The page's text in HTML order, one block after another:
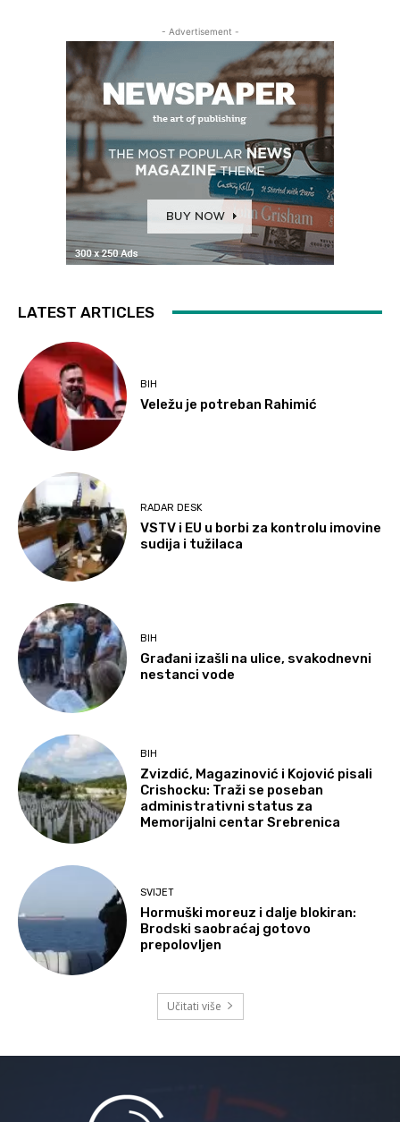
- Advertisement -
LATEST ARTICLES
BIH
Veležu je potreban Rahimić
RADAR DESK
VSTV i EU u borbi za kontrolu imovine
sudija i tužilaca
BIH
Građani izašli na ulice, svakodnevni
nestanci vode
BIH
Zvizdić, Magazinović i Kojović pisali
Crishocku: Traži se poseban
administrativni status za
Memorijalni centar Srebrenica
SVIJET
Hormuški moreuz i dalje blokiran:
Brodski saobraćaj gotovo
prepolovljen
Učitati više